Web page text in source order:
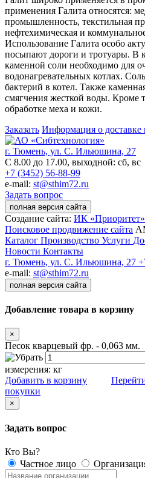
применения Галита относятся:
промышленность, текстильная
нефтехимическая и
Использование Галита особо
посыпают дороги и тротуары. В
каменной соли необходимо для
водонагревательных котлах.
бактерий в котел. Также
смягчения жесткой воды. Кроме
обработке меха и кожи.
Заказать Информация о доставке
г. Тюмень, ул. С. Ильюшина, 27
С 8.00 до 17.00, выходной: сб, вс
+7 (3452) 56-88-99
e-mail: st@sthim72.ru
Задать вопрос
полная версия сайта
Создание сайта: ИК «Приоритет»
Поисковое продвижение сайта
Каталог Производство Услуги
Новости Контакты
г. Тюмень, ул. С. Ильюшина, 27
e-mail: st@sthim72.ru
полная версия сайта
Добавление товара в корзину
×
Песок кварцевый фр. - 0,063 мм.
измерения: кг
Добавить в корзину
покупки
×
Задать вопрос
Кто Вы?
Частное лицо